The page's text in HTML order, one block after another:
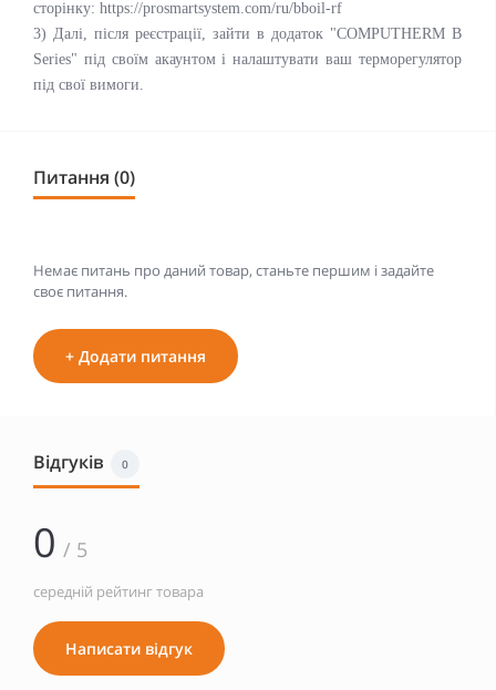
сторінку: https://prosmartsystem.com/ru/bboil-rf
3) Далі, після реєстрації, зайти в додаток "COMPUTHERM B
Series" під своїм акаунтом і налаштувати ваш терморегулятор
під свої вимоги.
Питання (0)
Немає питань про даний товар, станьте першим і задайте
своє питання.
+ Додати питання
Відгуків 0
0 / 5
середній рейтинг товара
Написати відгук